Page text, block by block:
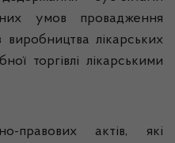
умов провадження
виробництва лікарських
торгівлі лікарськими
правових актів, які